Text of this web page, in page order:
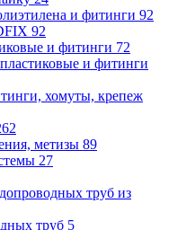
и фитинги 92
92
и фитинги 72
и фитинги
хомуты, крепеж
метизы 89
27
труб из
труб 5